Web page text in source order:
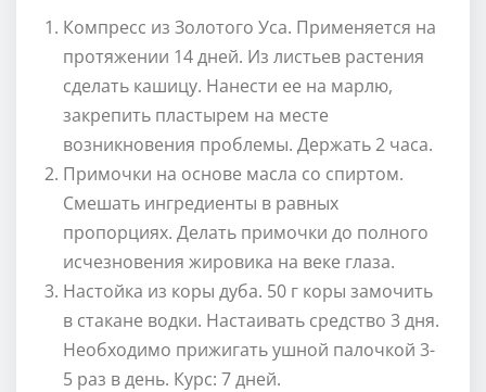
Компресс из Золотого Уса. Применяется на
протяжении 14 дней. Из листьев растения
сделать кашицу. Нанести ее на марлю,
закрепить пластырем на месте
возникновения проблемы. Держать 2 часа.
Примочки на основе масла со спиртом.
Смешать ингредиенты в равных
пропорциях. Делать примочки до полного
исчезновения жировика на веке глаза.
Настойка из коры дуба. 50 г коры замочить
в стакане водки. Настаивать средство 3 дня.
Необходимо прижигать ушной палочкой 3-
5 раз в день. Курс: 7 дней.